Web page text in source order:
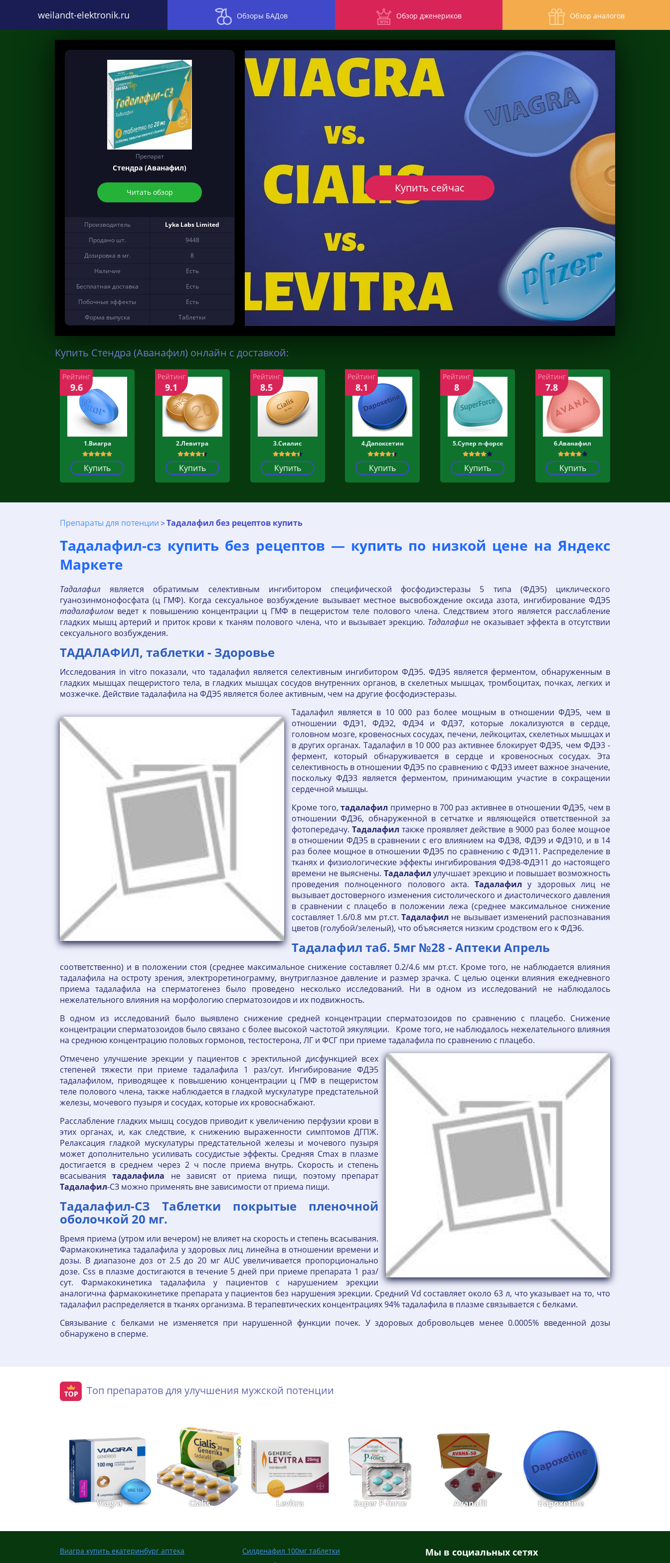
weilandt-elektronik.ru Обзоры БАДов Обзор дженериков Обзор аналогов
Препарат
Стендра (Аванафил)
Читать обзор
Производитель
Lyka Labs Limited
Продано шт.
9448
Дозировка в мг.
8
Наличие
Есть
Бесплатная доставка
Есть
Побочные эффекты
Есть
Форма выпуска
Таблетки
Купить сейчас
Купить Стендра (Аванафил) онлайн с доставкой:
1.Виагра
Купить
Рейтинг
9.6
2.Левитра
Купить
Рейтинг
9.1
3.Сиалис
Купить
Рейтинг
8.5
4.Дапоксетин
Купить
Рейтинг
8.1
5.Супер п-форсе
Купить
Рейтинг
8
6.Аванафил
Купить
Рейтинг
7.8
Препараты для потенции Тадалафил без рецептов купить
Тадалафил-сз купить без рецептов — купить по низкой цене на Яндекс
Маркете
Тадалафил является обратимым селективным ингибитором специфической фосфодиэстеразы 5 типа (ФДЭ5) циклического
гуанозинмонофосфата (ц ГМФ). Когда сексуальное возбуждение вызывает местное высвобождение оксида азота, ингибирование ФДЭ5
тадалафилом ведет к повышению концентрации ц ГМФ в пещеристом теле полового члена. Следствием этого является расслабление
гладких мышц артерий и приток крови к тканям полового члена, что и вызывает эрекцию. Тадалафил не оказывает эффекта в отсутствии
сексуального возбуждения.
ТАДАЛАФИЛ, таблетки - Здоровье
Исследования in vitro показали, что тадалафил является селективным ингибитором ФДЭ5. ФДЭ5 является ферментом, обнаруженным в
гладких мышцах пещеристого тела, в гладких мышцах сосудов внутренних органов, в скелетных мышцах, тромбоцитах, почках, легких и
мозжечке. Действие тадалафила на ФДЭ5 является более активным, чем на другие фосфодиэстеразы.
Тадалафил является в 10 000 раз более мощным в отношении ФДЭ5, чем в
отношении ФДЭ1, ФДЭ2, ФДЭ4 и ФДЭ7, которые локализуются в сердце,
головном мозге, кровеносных сосудах, печени, лейкоцитах, скелетных мышцах и
в других органах. Тадалафил в 10 000 раз активнее блокирует ФДЭ5, чем ФДЭ3 -
фермент, который обнаруживается в сердце и кровеносных сосудах. Эта
селективность в отношении ФДЭ5 по сравнению с ФДЭ3 имеет важное значение,
поскольку ФДЭ3 является ферментом, принимающим участие в сокращении
сердечной мышцы.
Кроме того, тадалафил примерно в 700 раз активнее в отношении ФДЭ5, чем в
отношении ФДЭ6, обнаруженной в сетчатке и являющейся ответственной за
фотопередачу.Тадалафил также проявляет действие в 9000 раз более мощное
в отношении ФДЭ5 в сравнении с его влиянием на ФДЭ8, ФДЭ9 и ФДЭ10, и в 14
раз более мощное в отношении ФДЭ5 по сравнению с ФДЭ11. Распределение в
тканях и физиологические эффекты ингибирования ФДЭ8-ФДЭ11 до настоящего
времени не выяснены. Тадалафил улучшает эрекцию и повышает возможность
проведения полноценного полового акта. Тадалафил у здоровых лиц не
вызывает достоверного изменения систолического и диастолического давления
в сравнении с плацебо в положении лежа (среднее максимальное снижение
составляет 1.6/0.8 мм рт.ст. Тадалафил не вызывает изменений распознавания
цветов (голубой/зеленый), что объясняется низким сродством его к ФДЭ6.
Тадалафил таб. 5мг №28 - Аптеки Апрель
соответственно) и в положении стоя (среднее максимальное снижение составляет 0.2/4.6 мм рт.ст. Кроме того, не наблюдается влияния
тадалафила на остроту зрения, электроретинограмму, внутриглазное давление и размер зрачка. С целью оценки влияния ежедневного
приема тадалафила на сперматогенез было проведено несколько исследований. Ни в одном из исследований не наблюдалось
нежелательного влияния на морфологию сперматозоидов и их подвижность.
В одном из исследований было выявлено снижение средней концентрации сперматозоидов по сравнению с плацебо. Снижение
концентрации сперматозоидов было связано с более высокой частотой эякуляции. Кроме того, не наблюдалось нежелательного влияния
на среднюю концентрацию половых гормонов, тестостерона, ЛГ и ФСГ при приеме тадалафила по сравнению с плацебо.
Отмечено улучшение эрекции у пациентов с эректильной дисфункцией всех
степеней тяжести при приеме тадалафила 1 раз/сут. Ингибирование ФДЭ5
тадалафилом, приводящее к повышению концентрации ц ГМФ в пещеристом
теле полового члена, также наблюдается в гладкой мускулатуре предстательной
железы, мочевого пузыря и сосудах, которые их кровоснабжают.
Расслабление гладких мышц сосудов приводит к увеличению перфузии крови в
этих органах, и, как следствие, к снижению выраженности симптомов ДГПЖ.
Релаксация гладкой мускулатуры предстательной железы и мочевого пузыря
может дополнительно усиливать сосудистые эффекты. Средняя Сmax в плазме
достигается в среднем через 2 ч после приема внутрь. Скорость и степень
всасываниятадалафила не зависят от приема пищи, поэтому препарат
Тадалафил-СЗ можно применять вне зависимости от приема пищи.
Тадалафил-СЗ Таблетки покрытые пленочной
оболочкой 20 мг.
Время приема (утром или вечером) не влияет на скорость и степень всасывания.
Фармакокинетика тадалафила у здоровых лиц линейна в отношении времени и
дозы. В диапазоне доз от 2.5 до 20 мг AUC увеличивается пропорционально
дозе. Css в плазме достигаются в течение 5 дней при приеме препарата 1 раз/
сут. Фармакокинетика тадалафила у пациентов с нарушением эрекции
аналогична фармакокинетике препарата у пациентов без нарушения эрекции. Средний Vd составляет около 63 л, что указывает на то, что
тадалафил распределяется в тканях организма. В терапевтических концентрациях 94% тадалафила в плазме связывается с белками.
Связывание с белками не изменяется при нарушенной функции почек. У здоровых добровольцев менее 0.0005% введенной дозы
обнаружено в сперме.
Топ препаратов для улучшения мужской потенции
Viagra Cialis Levitra Super P-force Avanafil Dapoxetine
Виагра купить екатеринбург аптека
Силденафил 100мг таблетки
Мы в социальных сетях